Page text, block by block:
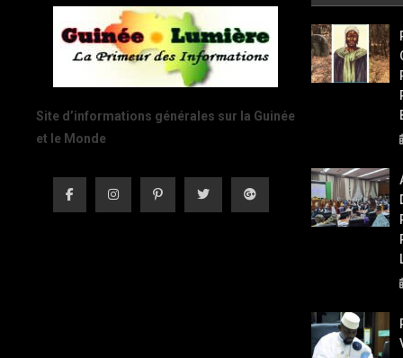
Site d’informations générales sur la Guinée
et le Monde